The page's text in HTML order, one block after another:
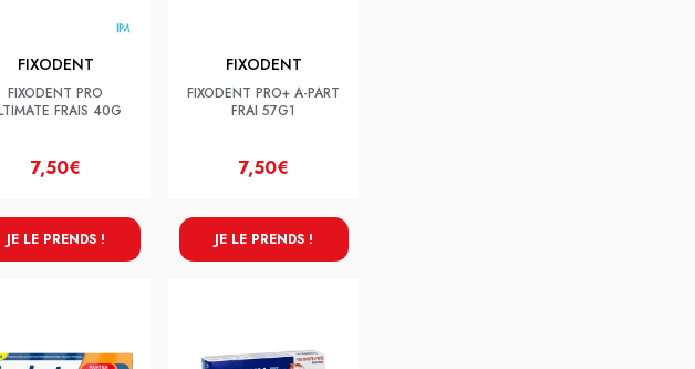
FIXODENT
FIXODENT PRO
FRAIS 40G
7,50€
JE LE PRENDS !
FIXODENT
FIXODENT PRO+ A-PART
FRAI 57G1
7,50€
JE LE PRENDS !